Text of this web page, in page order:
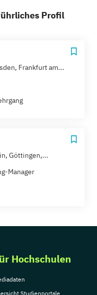
Profil
Frankfurt am...
Göttingen,...
Manager
Hochschulen
Studienportale